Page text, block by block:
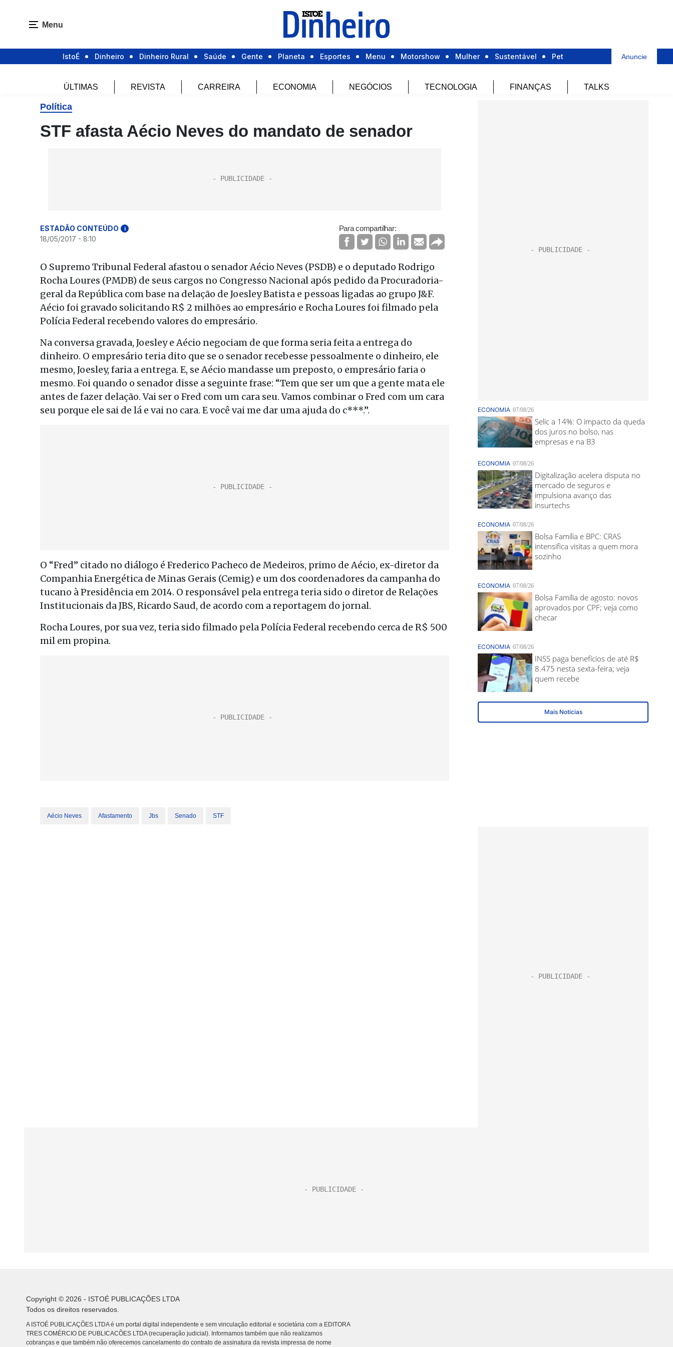
Menu
IstoÉ Dinheiro Dinheiro Rural Saúde Gente Planeta Esportes Menu Motorshow Mulher Sustentável Pet Anuncie
ÚLTIMAS REVISTA CARREIRA ECONOMIA NEGÓCIOS TECNOLOGIA FINANÇAS TALKS
Política
STF afasta Aécio Neves do mandato de senador
ESTADÃO CONTEÚDO i
18/05/2017 - 8:10
Para compartilhar:
O Supremo Tribunal Federal afastou o senador Aécio Neves (PSDB) e o deputado Rodrigo
Rocha Loures (PMDB) de seus cargos no Congresso Nacional após pedido da Procuradoria-
geral da República com base na delação de Joesley Batista e pessoas ligadas ao grupo J&F.
Aécio foi gravado solicitando R$ 2 milhões ao empresário e Rocha Loures foi filmado pela
Polícia Federal recebendo valores do empresário.
Na conversa gravada, Joesley e Aécio negociam de que forma seria feita a entrega do
dinheiro. O empresário teria dito que se o senador recebesse pessoalmente o dinheiro, ele
mesmo, Joesley, faria a entrega. E, se Aécio mandasse um preposto, o empresário faria o
mesmo. Foi quando o senador disse a seguinte frase: “Tem que ser um que a gente mata ele
antes de fazer delação. Vai ser o Fred com um cara seu. Vamos combinar o Fred com um cara
seu porque ele sai de lá e vai no cara. E você vai me dar uma ajuda do c***.”.
O “Fred” citado no diálogo é Frederico Pacheco de Medeiros, primo de Aécio, ex-diretor da
Companhia Energética de Minas Gerais (Cemig) e um dos coordenadores da campanha do
tucano à Presidência em 2014. O responsável pela entrega teria sido o diretor de Relações
Institucionais da JBS, Ricardo Saud, de acordo com a reportagem do jornal.
Rocha Loures, por sua vez, teria sido filmado pela Polícia Federal recebendo cerca de R$ 500
mil em propina.
Aécio Neves Afastamento Jbs Senado STF
Copyright © 2026 - ISTOÉ PUBLICAÇÕES LTDA
Todos os direitos reservados.
A ISTOÉ PUBLICAÇÕES LTDA é um portal digital independente e sem vinculação editorial e societária com a EDITORA
TRES COMÉRCIO DE PUBLICACÕES LTDA (recuperação judicial). Informamos também que não realizamos
cobranças e que também não oferecemos cancelamento do contrato de assinatura da revista impressa de nome